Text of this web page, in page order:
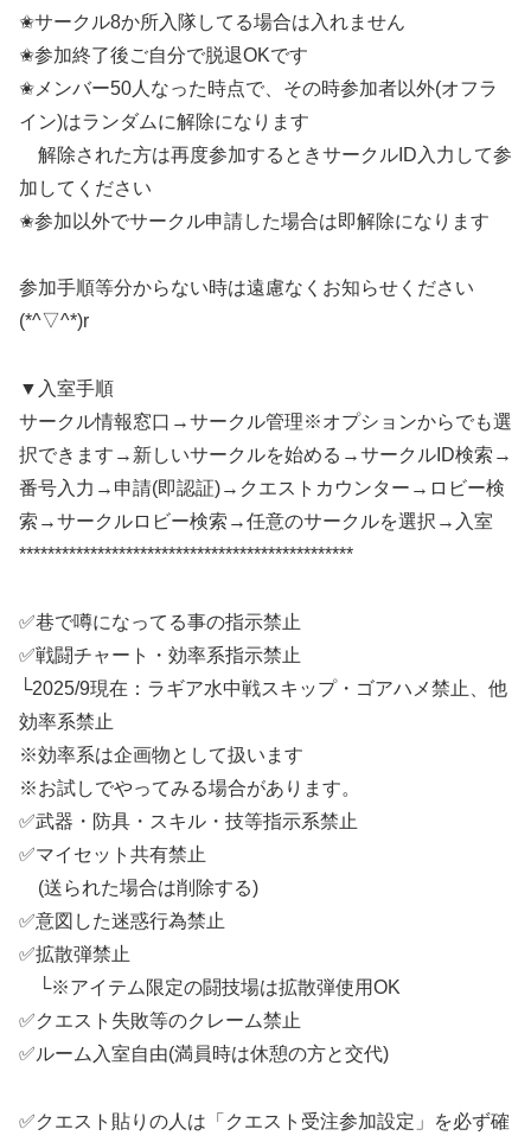
✬サークル8か所入隊してる場合は入れません
✬参加終了後ご自分で脱退OKです
✬メンバー50人なった時点で、その時参加者以外(オフラ
イン)はランダムに解除になります
解除された方は再度参加するときサークルID入力して参
加してください
✬参加以外でサークル申請した場合は即解除になります
参加手順等分からない時は遠慮なくお知らせください
(*^▽^*)r
▼入室手順
サークル情報窓口→サークル管理※オプションからでも選
択できます→新しいサークルを始める→サークルID検索→
番号入力→申請(即認証)→クエストカウンター→ロビー検
索→サークルロビー検索→任意のサークルを選択→入室
***********************************************
✅巷で噂になってる事の指示禁止
✅戦闘チャート・効率系指示禁止
└2025/9現在：ラギア水中戦スキップ・ゴアハメ禁止、他
効率系禁止
※効率系は企画物として扱います
※お試しでやってみる場合があります。
✅武器・防具・スキル・技等指示系禁止
✅マイセット共有禁止
(送られた場合は削除する)
✅意図した迷惑行為禁止
✅拡散弾禁止
└※アイテム限定の闘技場は拡散弾使用OK
✅クエスト失敗等のクレーム禁止
✅ルーム入室自由(満員時は休憩の方と交代)
✅クエスト貼りの人は「クエスト受注参加設定」を必ず確